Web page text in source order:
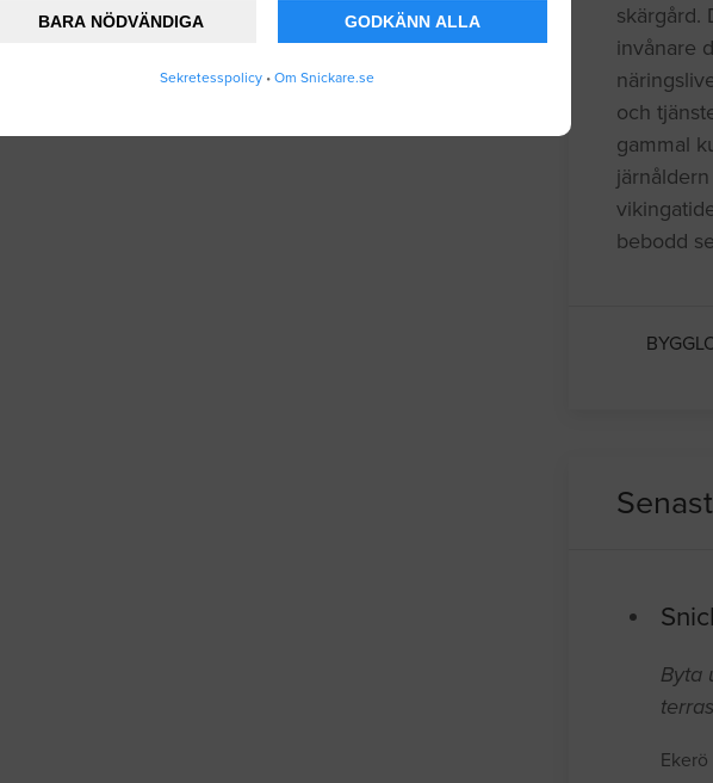
BARA NÖDVÄNDIGA GODKÄNN ALLA
Sekretesspolicy • Om Snickare.se
skärgård.
invånare
och
gammal
bebodd
Byta
Ekerö